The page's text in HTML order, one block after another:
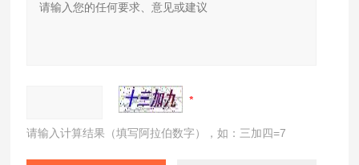
请输入计算结果（填写阿拉伯数字），如：三加四=7